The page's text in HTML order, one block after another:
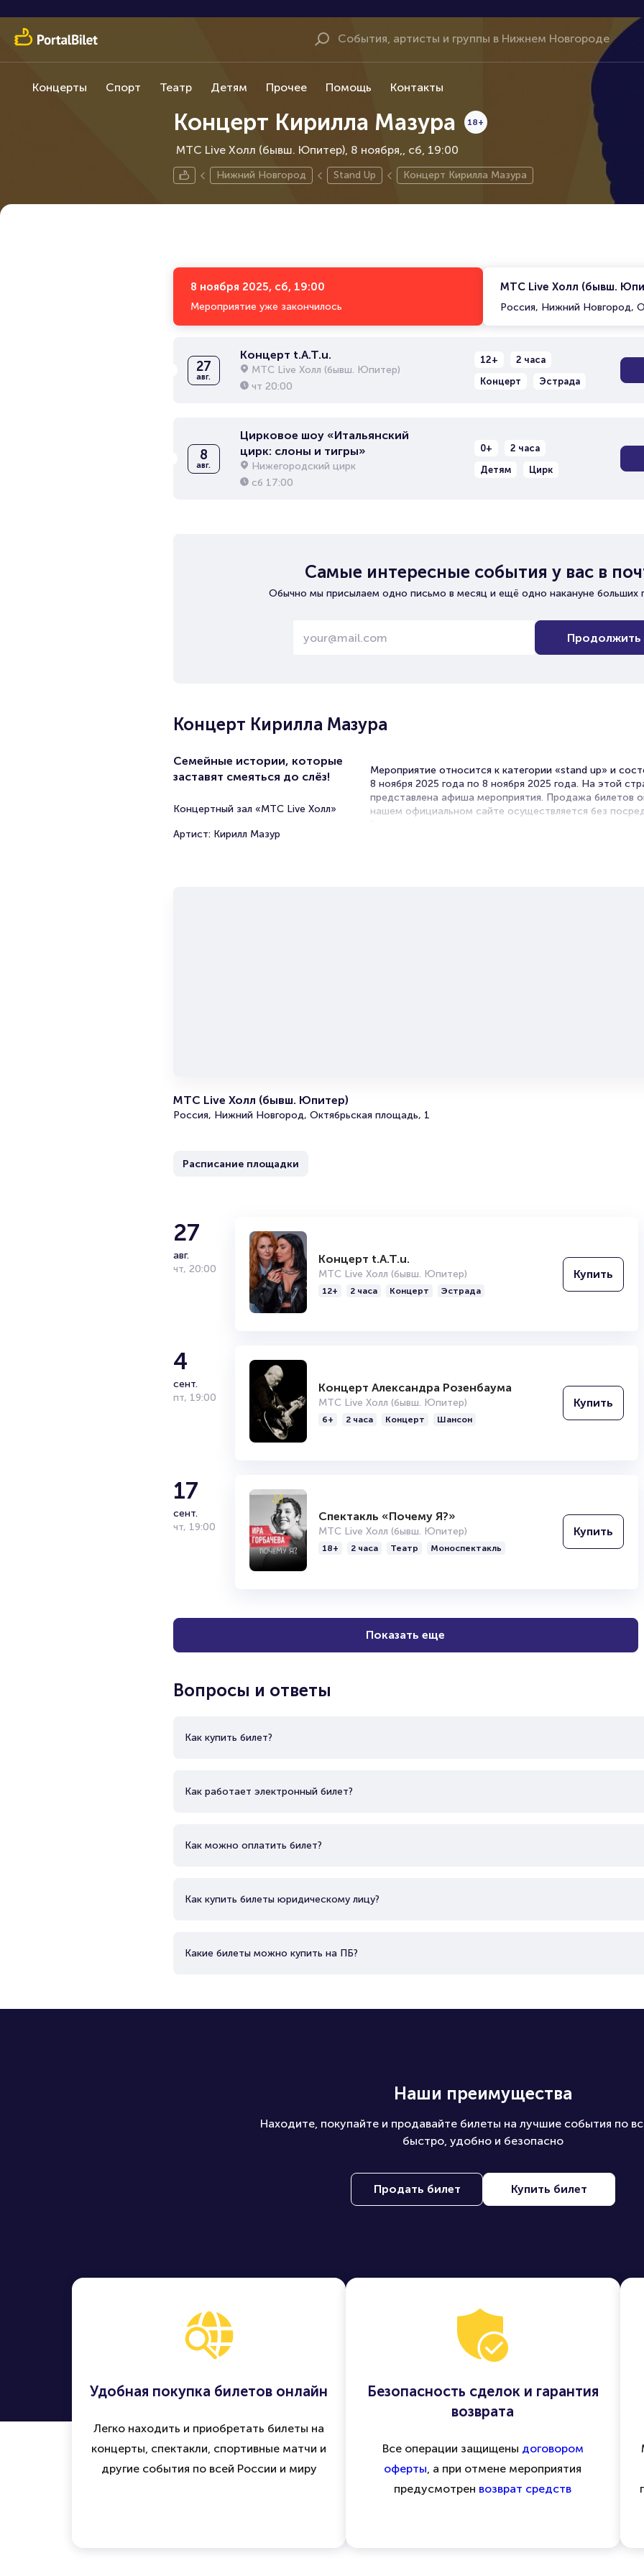
Концерты Спорт Театр Детям Прочее Помощь Контакты
Концерт Кирилла Мазура
МТС Live Холл (бывш. Юпитер), 8 ноября,
18+
сб, 19:00
Нижний Новгород Stand Up Концерт Кирилла Мазура
8 ноября 2025, сб, 19:00
Мероприятие уже закончилось
МТС Live Холл (бывш.
Россия, Нижний Новгород,
27
авг.
Концерт t.A.T.u.
МТС Live Холл (бывш. Юпитер)
чт 20:00
12+
2 часа
Концерт
Эстрада
8
авг.
Цирковое шоу «Итальянский
цирк: слоны и тигры»
Нижегородский цирк
сб 17:00
0+
2 часа
Детям
Цирк
Самые интересные события у вас в
Обычно мы присылаем одно письмо в месяц и ещё одно накануне больших
Продолжить
Концерт Кирилла Мазура
Семейные истории, которые
заставят смеяться до слёз!
Концертный зал «МТС Live Холл»
Артист: Кирилл Мазур
Мероприятие относится к категории «stand up» и
8 ноября 2025 года по 8 ноября 2025 года. На этой
представлена афиша мероприятия. Продажа билетов
нашем официальном сайте осуществляется без
Организаторам
МТС Live Холл (бывш. Юпитер)
Россия, Нижний Новгород, Октябрьская площадь, 1
Расписание площадки
27
авг.
чт, 20:00
Концерт t.A.T.u.
МТС Live Холл (бывш. Юпитер)
12+ 2 часа Концерт Эстрада
Купить
4
сент.
пт, 19:00
Концерт Александра Розенбаума
МТС Live Холл (бывш. Юпитер)
6+ 2 часа Концерт Шансон
Купить
17
сент.
чт, 19:00
Спектакль «Почему Я?»
МТС Live Холл (бывш. Юпитер)
18+ 2 часа Театр Моноспектакль
Купить
Показать еще
Вопросы и ответы
Как купить билет?
Как работает электронный билет?
Как можно оплатить билет?
Как купить билеты юридическому лицу?
Какие билеты можно купить на ПБ?
Наши преимущества
Находите, покупайте и продавайте билеты на лучшие события по
быстро, удобно и безопасно
Продать билет Купить билет
Удобная покупка билетов онлайн
Легко находить и приобретать билеты на
концерты, спектакли, спортивные матчи и
другие события по всей России и миру
Безопасность сделок и гарантия
возврата
Все операции защищены договором
оферты, а при отмене мероприятия
предусмотрен возврат средств